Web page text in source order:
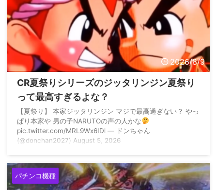
2026/8/9
CR夏祭りシリーズのジッタリンジン夏祭り
って最高すぎるよな？
【夏祭り】 本家ジッタリンジン マジで最高過ぎない？ やっ
ぱり本家や 男の子NARUTOの声の人かな
pic.twitter.com/MRL9Wx6IDl — ドンちゃん
(@donchan2027) August 5, 2026
パチンコ機種